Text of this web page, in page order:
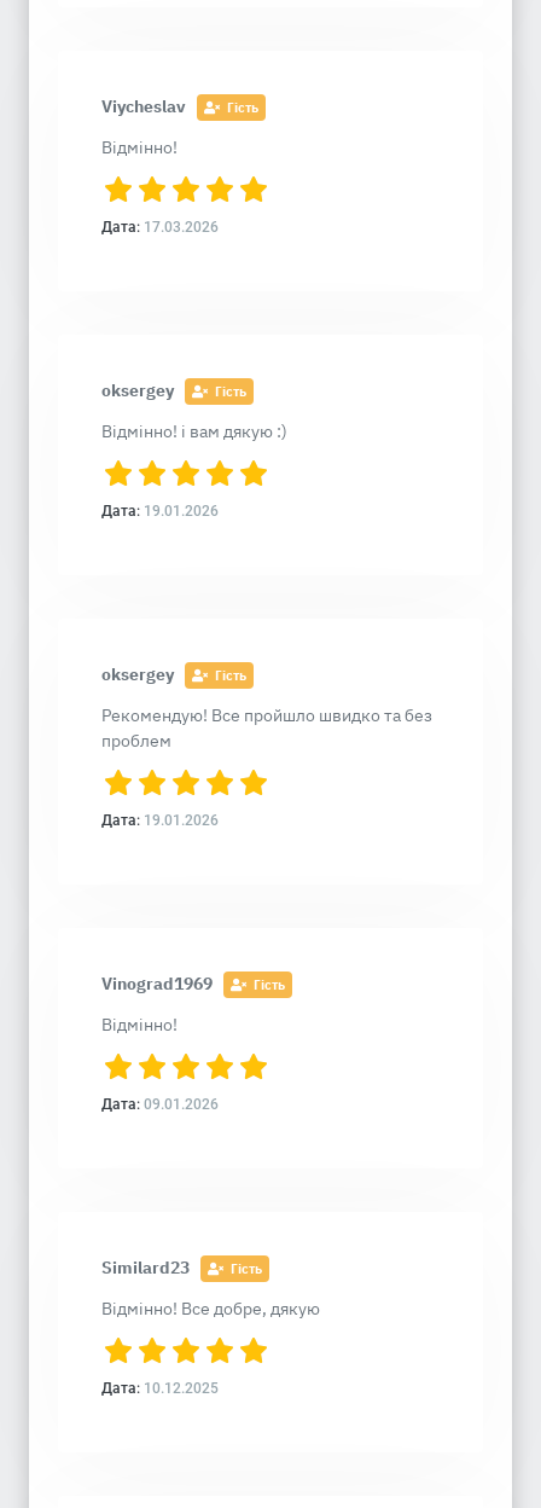
Viycheslav Гість
Відмінно!
Дата: 17.03.2026
oksergey Гість
Відмінно! і вам дякую :)
Дата: 19.01.2026
oksergey Гість
Рекомендую! Все пройшло швидко та без
проблем
Дата: 19.01.2026
Vinograd1969 Гість
Відмінно!
Дата: 09.01.2026
Similard23 Гість
Відмінно! Все добре, дякую
Дата: 10.12.2025